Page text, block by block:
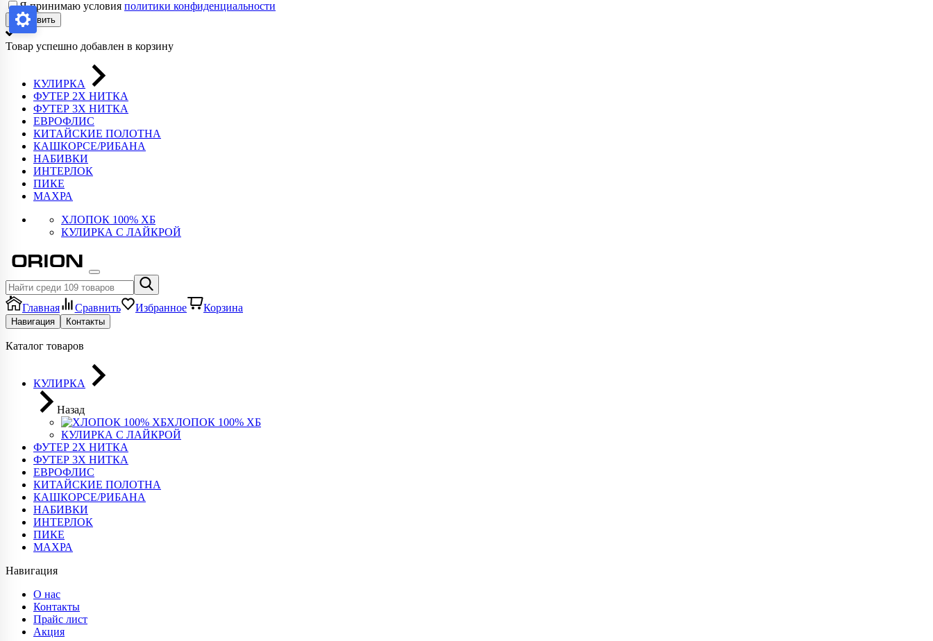
Я принимаю условия политики конфиденциальности
Отправить
Товар успешно добавлен в корзину
КУЛИРКА
ФУТЕР 2Х НИТКА
ФУТЕР 3Х НИТКА
ЕВРОФЛИС
КИТАЙСКИЕ ПОЛОТНА
КАШКОРСЕ/РИБАНА
НАБИВКИ
ИНТЕРЛОК
ПИКЕ
МАХРА
ХЛОПОК 100% ХБ
КУЛИРКА С ЛАЙКРОЙ
Главная Сравнить Избранное Корзина
Навигация Контакты
Каталог товаров
КУЛИРКА
Назад
ХЛОПОК 100% ХБ
КУЛИРКА С ЛАЙКРОЙ
ФУТЕР 2Х НИТКА
ФУТЕР 3Х НИТКА
ЕВРОФЛИС
КИТАЙСКИЕ ПОЛОТНА
КАШКОРСЕ/РИБАНА
НАБИВКИ
ИНТЕРЛОК
ПИКЕ
МАХРА
Навигация
О нас
Контакты
Прайс лист
Акция